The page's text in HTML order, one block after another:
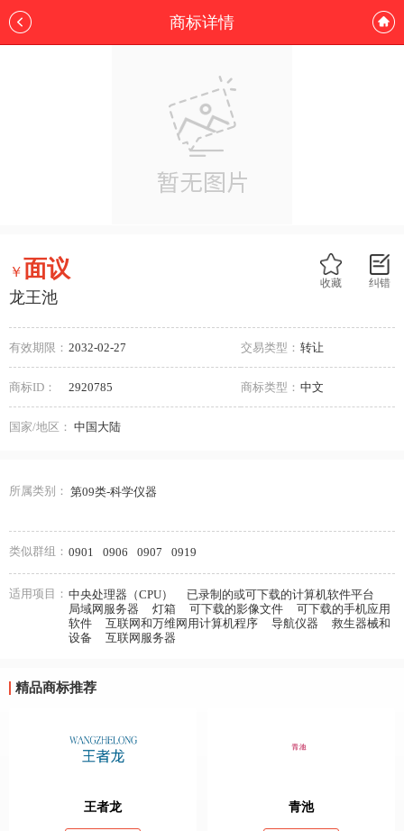
商标详情
纠错
收藏
￥面议
龙王池
有效期限： 2032-02-27 交易类型： 转让
商标ID： 2920785 商标类型： 中文
国家/地区： 中国大陆
所属类别： 第09类-科学仪器
类似群组： 0901 0906 0907 0919
适用项目： 中央处理器（CPU）
已录制的或可下载的计算机软件平台
局域网服务器
灯箱 可下载的影像文件
可下载的手机应用
软件
互联网和万维网用计算机程序 导航仪器
救生器械和
设备
互联网服务器
精品商标推荐
王者龙 青池